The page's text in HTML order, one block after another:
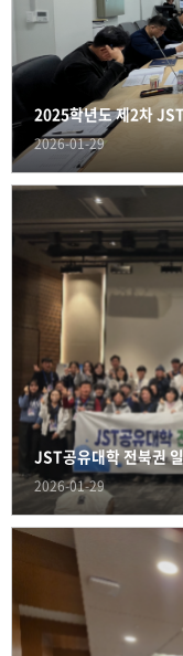
2025학년도 제2차
2026-01-29
JST공유대학 전북권
2026-01-29